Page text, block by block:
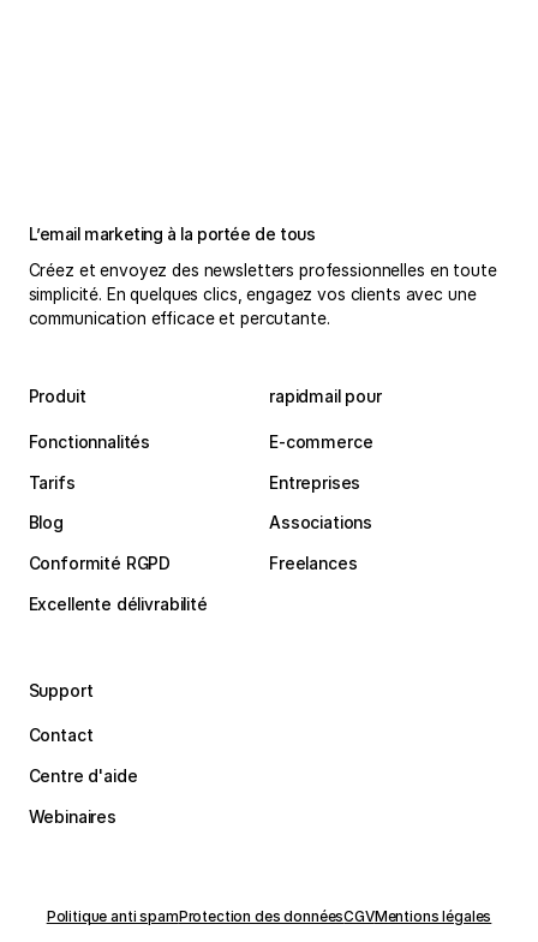
L’email marketing à la portée de tous
Créez et envoyez des newsletters professionnelles en toute
simplicité. En quelques clics, engagez vos clients avec une
communication efficace et percutante.
Produit
Fonctionnalités
Tarifs
Blog
Conformité RGPD
Excellente délivrabilité
rapidmail pour
E-commerce
Entreprises
Associations
Freelances
Support
Contact
Centre d'aide
Webinaires
Politique anti spam Protection des donnéesCGVMentions légales